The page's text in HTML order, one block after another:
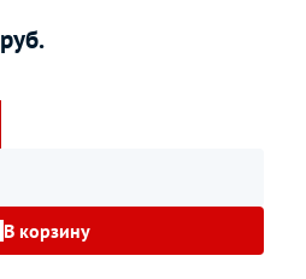
руб.
В корзину